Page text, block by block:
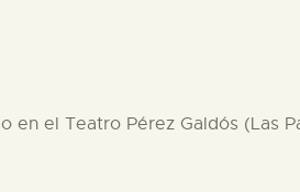
en el Teatro Pérez Galdós (Las